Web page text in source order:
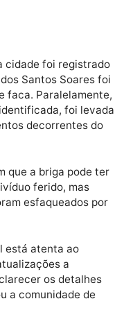
em um bar no
na cidade foi
de faca.
identificada, foi
decorrentes
que a briga pode
ferido, mas
foram esfaqueados